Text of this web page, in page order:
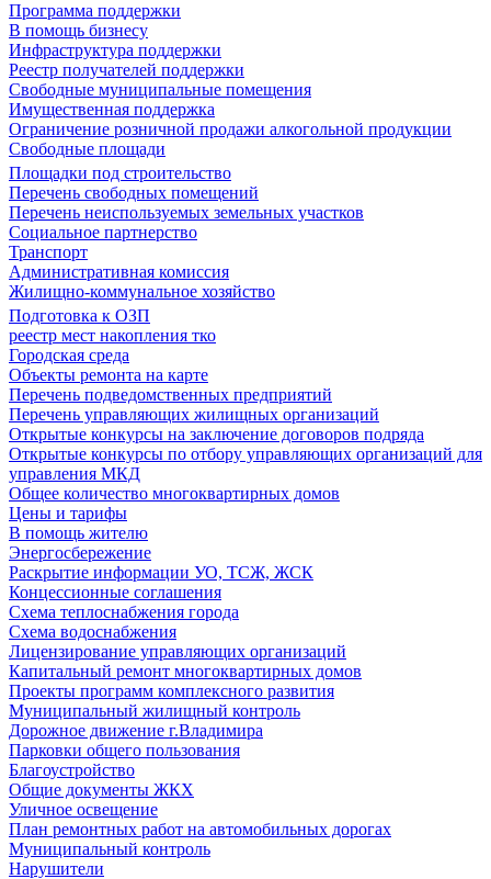
Программа поддержки
В помощь бизнесу
Инфраструктура поддержки
Реестр получателей поддержки
Свободные муниципальные помещения
Имущественная поддержка
Ограничение розничной продажи алкогольной продукции
Свободные площади
Площадки под строительство
Перечень свободных помещений
Перечень неиспользуемых земельных участков
Социальное партнерство
Транспорт
Административная комиссия
Жилищно-коммунальное хозяйство
Подготовка к ОЗП
реестр мест накопления тко
Городская среда
Объекты ремонта на карте
Перечень подведомственных предприятий
Перечень управляющих жилищных организаций
Открытые конкурсы на заключение договоров подряда
Открытые конкурсы по отбору управляющих организаций для
управления МКД
Общее количество многоквартирных домов
Цены и тарифы
В помощь жителю
Энергосбережение
Раскрытие информации УО, ТСЖ, ЖСК
Концессионные соглашения
Схема теплоснабжения города
Схема водоснабжения
Лицензирование управляющих организаций
Капитальный ремонт многоквартирных домов
Проекты программ комплексного развития
Муниципальный жилищный контроль
Дорожное движение г.Владимира
Парковки общего пользования
Благоустройство
Общие документы ЖКХ
Уличное освещение
План ремонтных работ на автомобильных дорогах
Муниципальный контроль
Нарушители